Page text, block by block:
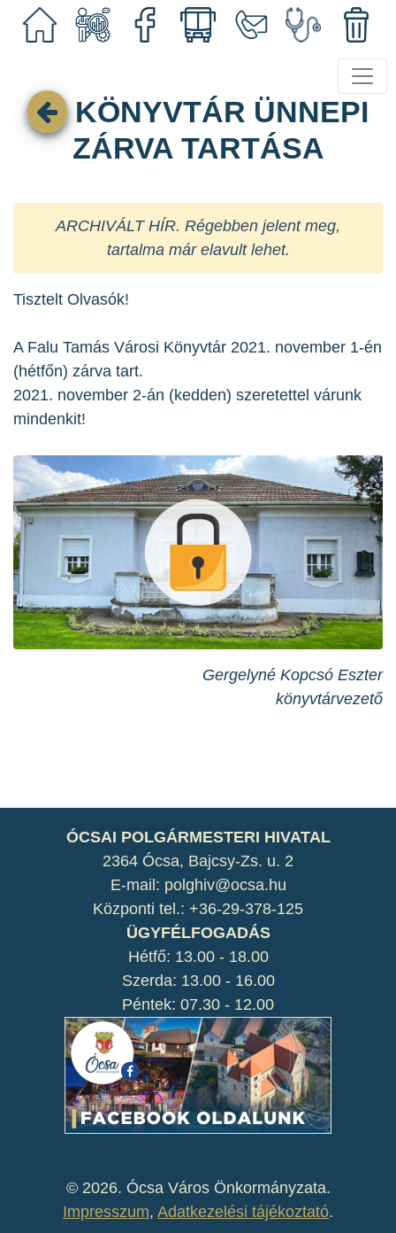
KÖNYVTÁR ÜNNEPI
ZÁRVA TARTÁSA
ARCHIVÁLT HÍR. Régebben jelent meg,
tartalma már elavult lehet.
Tisztelt Olvasók!
A Falu Tamás Városi Könyvtár 2021. november 1-én
(hétfőn) zárva tart.
2021. november 2-án (kedden) szeretettel várunk
mindenkit!
Gergelyné Kopcsó Eszter
könyvtárvezető
ÓCSAI POLGÁRMESTERI HIVATAL
2364 Ócsa, Bajcsy-Zs. u. 2
E-mail: polghiv@ocsa.hu
Központi tel.: +36-29-378-125
ÜGYFÉLFOGADÁS
Hétfő: 13.00 - 18.00
Szerda: 13.00 - 16.00
Péntek: 07.30 - 12.00
© 2026. Ócsa Város Önkormányzata.
Impresszum, Adatkezelési tájékoztató.